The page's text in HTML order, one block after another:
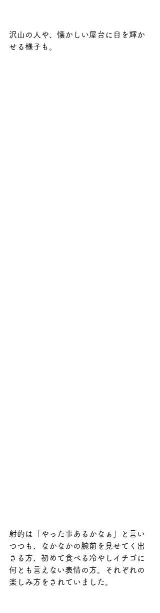
沢山の人や、懐かしい屋台に目を輝か
せる様子も。
射的は「やった事あるかなぁ」と言い
つつも、なかなかの腕前を見せてく出
さる方、初めて食べる冷やしイチゴに
何とも言えない表情の方。それぞれの
楽しみ方をされていました。